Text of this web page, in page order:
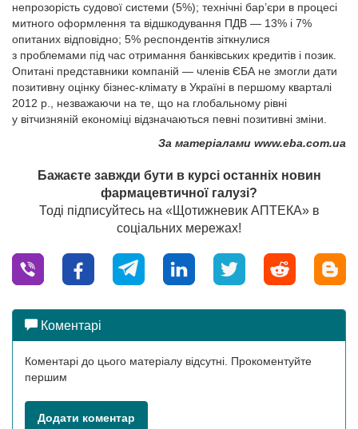
непрозорість судової системи (5%); технічні бар’єри в процесі
митного оформлення та відшкодування ПДВ — 13% і 7%
опитаних відповідно; 5% респондентів зіткнулися
з проблемами під час отримання банківських кредитів і позик.
Опитані представники компаній — членів ЄБА не змогли дати
позитивну оцінку бізнес-клімату в Україні в першому кварталі
2012 р., незважаючи на те, що на глобальному рівні
у вітчизняній економіці відзначаються певні позитивні зміни.
За матеріалами www.eba.com.ua
Бажаєте завжди бути в курсі останніх новин
фармацевтичної галузі?
Тоді підписуйтесь на «Щотижневик АПТЕКА» в
соціальних мережах!
Коментарі
Коментарі до цього матеріалу відсутні. Прокоментуйте
першим
Додати коментар